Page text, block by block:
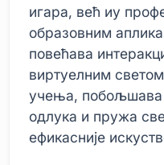
игара, већ иу
образовним
повећава
виртуелним
учења,
одлука и пружа
ефикасније